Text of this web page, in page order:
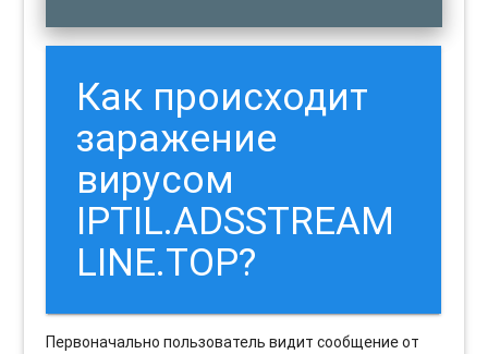
Как происходит
заражение
вирусом
IPTIL.ADSSTREAM
LINE.TOP?
Первоначально пользователь видит сообщение от